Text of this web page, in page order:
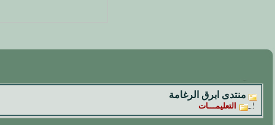
منتدى ابرق الرغامة
التعليمـــات